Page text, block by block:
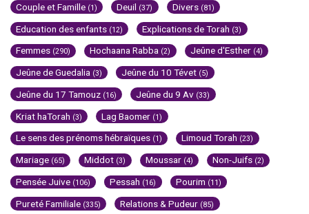
Couple et Famille (1) Deuil (37) Divers (81)
Education des enfants (12) Explications de Torah (3)
Femmes (290) Hochaana Rabba (2) Jeûne d'Esther (4)
Jeûne de Guedalia (3) Jeûne du 10 Tévet (5)
Jeûne du 17 Tamouz (16) Jeûne du 9 Av (33)
Kriat haTorah (3) Lag Baomer (1)
Le sens des prénoms hébraïques (1) Limoud Torah (23)
Mariage (65) Middot (3) Moussar (4) Non-Juifs (2)
Pensée Juive (106) Pessah (16) Pourim (11)
Pureté Familiale (335) Relations & Pudeur (85)